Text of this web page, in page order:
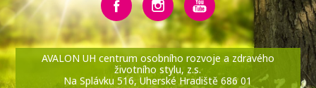
AVALON UH centrum osobního rozvoje a zdravého
životního stylu, z.s.
Na Splávku 516, Uherské Hradiště 686 01